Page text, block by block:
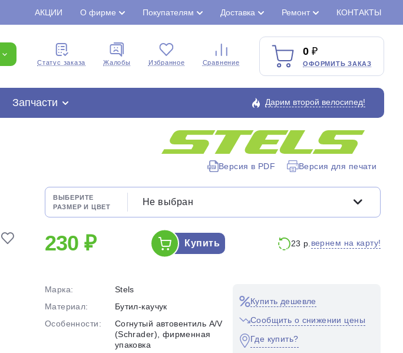
АКЦИИ О фирме Покупателям Доставка Ремонт КОНТАКТЫ
Cтатус заказа Жалобы Избранное Сравнение
0
ОФОРМИТЬ ЗАКАЗ
Запчасти Дарим второй велосипед!
Версия в PDF Версия для печати
ВЫБЕРИТЕ
РАЗМЕР И ЦВЕТ
Не выбран
230 ₽ Купить 23 р. вернем на карту!
Марка:
Stels
Материал:
Бутил-каучук
Особенности:
Согнутый автовентиль A/V
(Schrader), фирменная
упаковка
Купить дешевле
Сообщить о снижении цены
Где купить?
Закрыть